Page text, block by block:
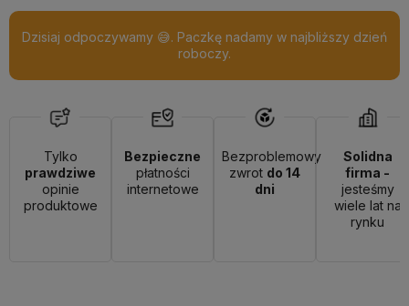
Dzisiaj odpoczywamy 😅. Paczkę nadamy w najbliższy dzień
roboczy.
Tylko
prawdziwe
opinie
produktowe
Bezpieczne
płatności
internetowe
Bezproblemowy
zwrot do 14
dni
Solidna
firma -
jesteśmy
wiele lat na
rynku